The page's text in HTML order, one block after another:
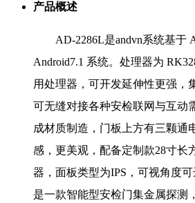
产品概述
AD-2286L是andvn系统基于
Android7.1 系统。处理器为
用处理器，可开发延伸性更强，
可无缝对接各种安检联网与互动
成材质制造，门板上方有三颗通
感，更美观，配备定制款28寸长
器，面板类型为IPS，可视角度
是一款智能型安检门集金属探测